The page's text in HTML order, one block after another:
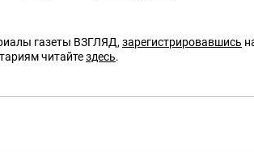
газеты ВЗГЛЯД, зарегистрировавшись
читайтездесь.